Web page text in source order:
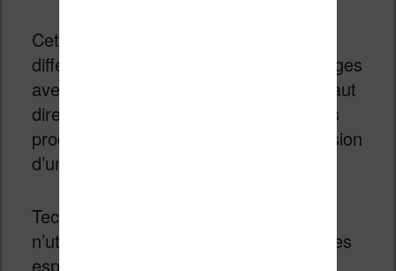
Cet écran utilise une technologie
différente qui affiche le texte et les images
avec un rendu proche du papier. Et il faut
dire que nous sommes maintenant très
proche de ce que propose une impression
d’un journal, un livre ou un magazine.
Techniquement, l’encre électronique
n’utilise pas vraiment de pixels (mais des
espèces de capsules) mais les